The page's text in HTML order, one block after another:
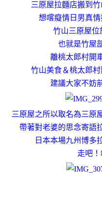
三原屋拉麵店搬到
想嚐癡情日男真情
竹山三原屋位
也就是竹屋
離桃太郎村開
竹山美食＆桃太郎
建議大家不妨
三原屋之所以取名為三原
帶著對老婆的思念寄語
日本本場九州博多
走吧